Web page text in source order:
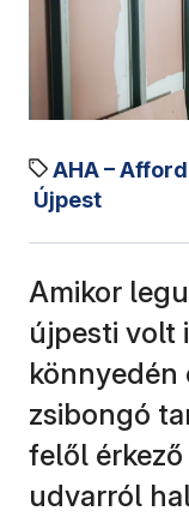
AHA –
Újpest
Amikor
újpesti volt
könnyedén
zsibongó
felől érkező
udvarról